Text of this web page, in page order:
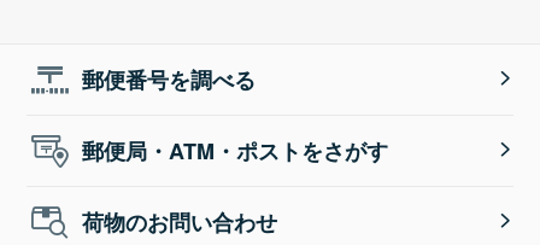
郵便番号を調べる
郵便局・ATM・ポストをさがす
荷物のお問い合わせ